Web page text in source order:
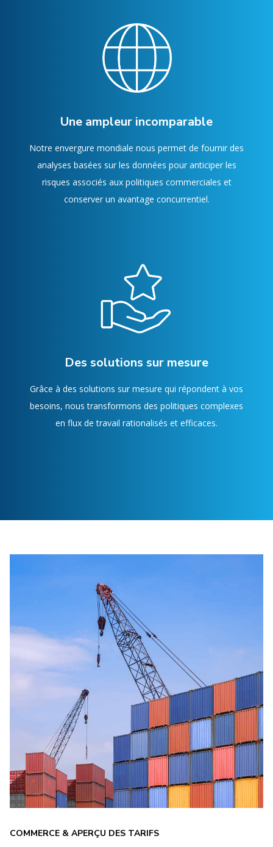
Une ampleur incomparable
Notre envergure mondiale nous permet de fournir des
analyses basées sur les données pour anticiper les
risques associés aux politiques commerciales et
conserver un avantage concurrentiel.
Des solutions sur mesure
Grâce à des solutions sur mesure qui répondent à vos
besoins, nous transformons des politiques complexes
en flux de travail rationalisés et efficaces.
COMMERCE & APERÇU DES TARIFS